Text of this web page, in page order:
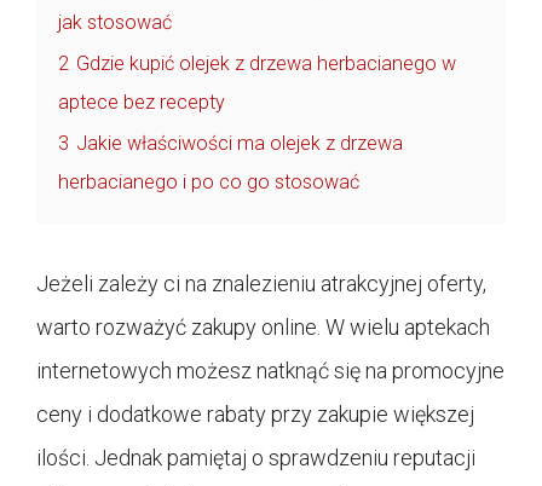
jak stosować
2 Gdzie kupić olejek z drzewa herbacianego w
aptece bez recepty
3 Jakie właściwości ma olejek z drzewa
herbacianego i po co go stosować
Jeżeli zależy ci na znalezieniu atrakcyjnej oferty,
warto rozważyć zakupy online. W wielu aptekach
internetowych możesz natknąć się na promocyjne
ceny i dodatkowe rabaty przy zakupie większej
ilości. Jednak pamiętaj o sprawdzeniu reputacji